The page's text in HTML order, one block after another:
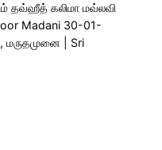
தவ்ஹீத் கலிமா மவ்லவி
Madani 30-01-
மருதமுனை | Sri